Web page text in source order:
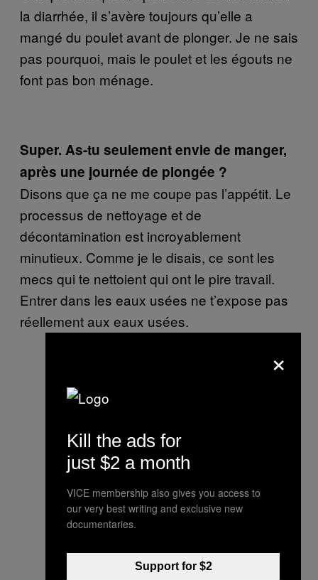
la diarrhée, il s’avère toujours qu’elle a
mangé du poulet avant de plonger. Je ne sais
pas pourquoi, mais le poulet et les égouts ne
font pas bon ménage.
Super. As-tu seulement envie de manger,
après une journée de plongée ?
Disons que ça ne me coupe pas l’appétit. Le
processus de nettoyage et de
décontamination est incroyablement
minutieux. Comme je le disais, ce sont les
mecs qui te nettoient qui ont le pire travail.
Entrer dans les eaux usées ne t’expose pas
réellement aux eaux usées.
×
Kill the ads for
just $2 a month
VICE membership also gives you access to
our very best writing and exclusive new
documentaries.
Support for $2